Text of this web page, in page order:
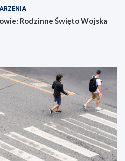
Rodzinne Święto Wojska